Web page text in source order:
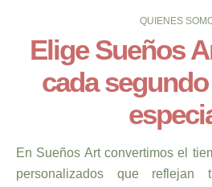
QUIENES
Elige Sueños
cada
En Sueños Art convertimos el
personalizados que